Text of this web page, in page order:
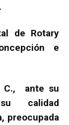
de Rotary
e
C., ante su
su calidad
preocupada